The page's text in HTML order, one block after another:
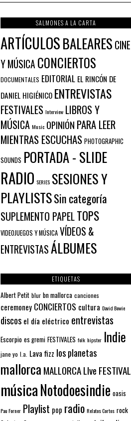
SALMONES A LA CARTA
ARTÍCULOSBALEARES CINE
Y MÚSICA CONCIERTOS
DOCUMENTALES EDITORIAL EL RINCÓN DE
DANIEL HIGIÉNICO ENTREVISTAS
FESTIVALES Interview LIBROS Y
MÚSICA Music OPINIÓN PARA LEER
MIENTRAS ESCUCHAS PHOTOGRAPHIC
SOUNDS PORTADA - SLIDE
RADIO SERIES SESIONES Y
PLAYLISTSSin categoría
SUPLEMENTO PAPELTOPS
VIDEOJUEGOS Y MÚSICA VÍDEOS &
ENTREVISTASÁLBUMES
ETIQUETAS
Albert Petit blur bn mallorca canciones
ceremoney CONCIERTOS cultura David Bowie
discos el día eléctrico entrevistas
Escorpio es gremi FESTIVALES folk hipster Indie
jane yo l.a. Lava fizz los planetas
mallorca MALLORCA LIve FESTIVAL
músicaNotodoesindie oasis
Pau Forner Playlist pop radio Relatos Cortos rock